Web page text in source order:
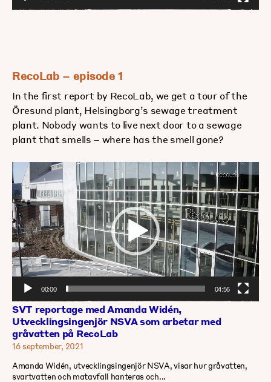
RecoLab – episode 1
In the first report by RecoLab, we get a tour of the
Öresund plant, Helsingborg’s sewage treatment
plant. Nobody wants to live next door to a sewage
plant that smells – where has the smell gone?
Videospelare
00:00 04:56
SVT reportage med Amanda Widén,
Utvecklingsingenjör NSVA som arbetar med
gråvatten på RecoLab
16 september, 2021
Amanda Widén, utvecklingsingenjör NSVA, visar hur gråvatten,
svartvatten och matavfall hanteras och...